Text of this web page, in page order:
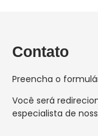
Contato
Preencha o
Você será
especialista de